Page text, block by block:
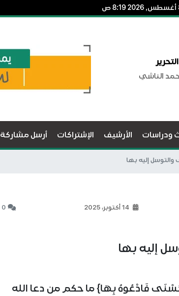
الناشي
ودراسات الأرشيف الإشتراكات أرسل مشاركة
والتوسل إليه بها
0 تعليق
إليه بها
فَادْعُوهُ بِهَا} ما حكم من دعا الله